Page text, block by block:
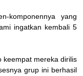
komponennya yang
ingatkan kembali 5
keempat mereka dirilis
grup ini berhasil